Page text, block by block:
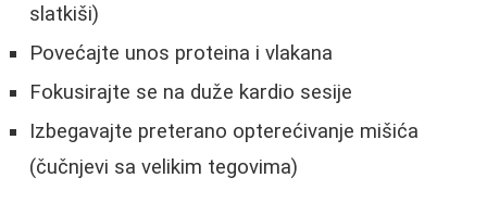
slatkiši)
Povećajte unos proteina i vlakana
Fokusirajte se na duže kardio sesije
Izbegavajte preterano opterećivanje mišića
(čučnjevi sa velikim tegovima)